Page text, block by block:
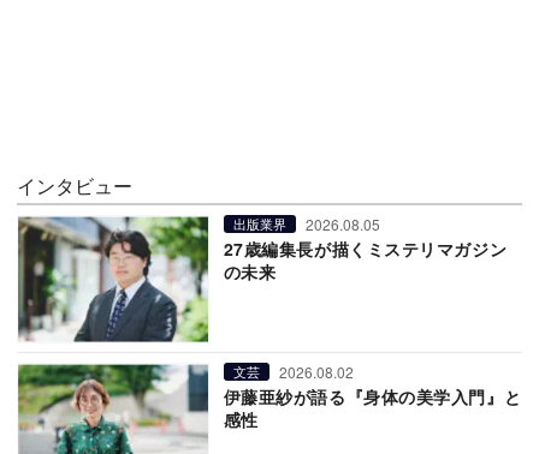
インタビュー
出版業界 2026.08.05
27歳編集長が描くミステリマガジン
の未来
文芸 2026.08.02
伊藤亜紗が語る『身体の美学入門』と
感性